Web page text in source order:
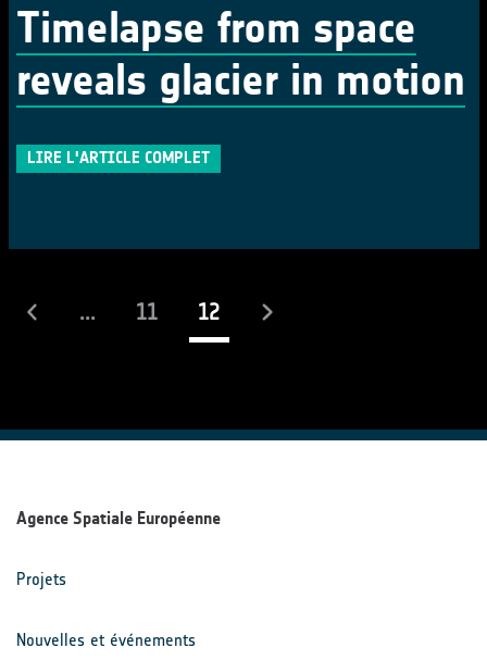
Timelapse from space
reveals glacier in motion
LIRE L'ARTICLE COMPLET
... 11 12(actuel)
Agence Spatiale Européenne
Projets
Nouvelles et événements